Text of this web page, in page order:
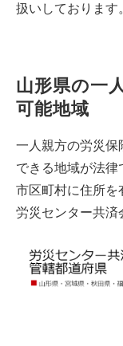
扱いしております
山形県の一
可能地域
一人親方の労災保
できる地域が法
市区町村に住所を
労災センター共済